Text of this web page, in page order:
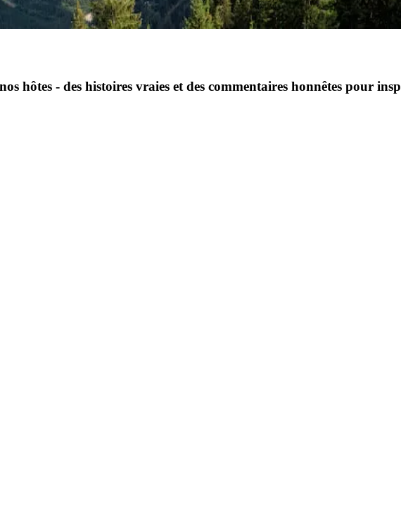
hôtes - des histoires vraies et des commentaires honnêtes pour